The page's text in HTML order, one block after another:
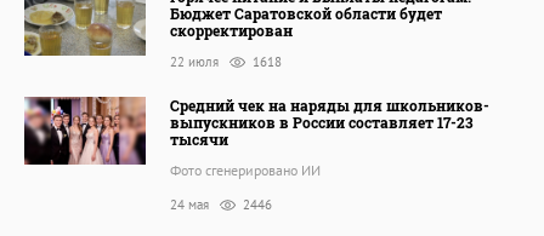
Бюджет Саратовской области будет
скорректирован
22 июля 1618
Средний чек на наряды для школьников-
выпускников в России составляет 17-23
тысячи
Фото сгенерировано ИИ
24 мая 2446